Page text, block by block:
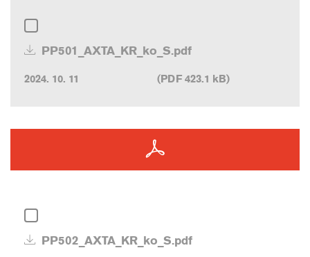
PP501_AXTA_KR_ko_S.pdf
2024. 10. 11 (PDF 423.1 kB)
PP502_AXTA_KR_ko_S.pdf